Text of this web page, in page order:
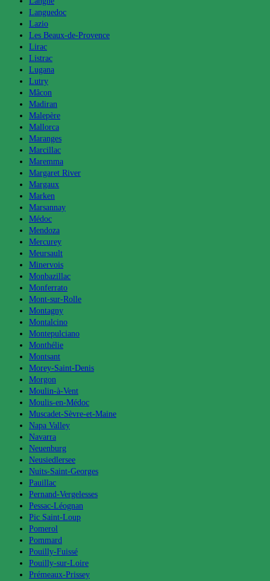
Languedoc
Lazio
Les Beaux-de-Provence
Lirac
Listrac
Lugana
Lutry
Mâcon
Madiran
Malepère
Mallorca
Maranges
Marcillac
Maremma
Margaret River
Margaux
Marken
Marsannay
Médoc
Mendoza
Mercurey
Meursault
Minervois
Monbazillac
Monferrato
Mont-sur-Rolle
Montagny
Montalcino
Montepulciano
Monthélie
Montsant
Morey-Saint-Denis
Morgon
Moulin-à-Vent
Moulis-en-Médoc
Muscadet-Sèvre-et-Maine
Napa Valley
Navarra
Neuenburg
Neusiedlersee
Nuits-Saint-Georges
Pauillac
Pernand-Vergelesses
Pessac-Léognan
Pic Saint-Loup
Pomerol
Pommard
Pouilly-Fuissé
Pouilly-sur-Loire
Prémeaux-Prissey